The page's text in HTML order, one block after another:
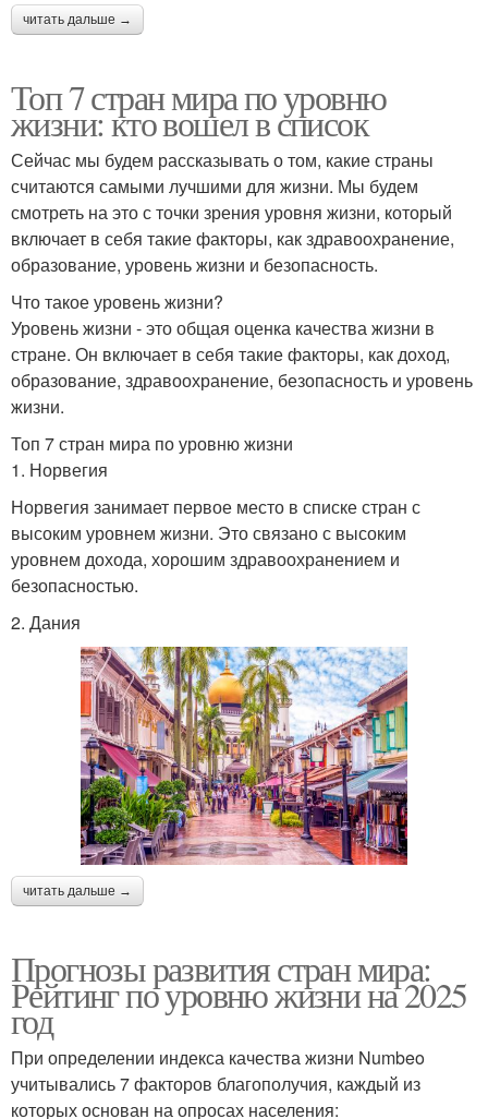
читать дальше →
Топ 7 стран мира по уровню
жизни: кто вошел в список
Сейчас мы будем рассказывать о том, какие страны
считаются самыми лучшими для жизни. Мы будем
смотреть на это с точки зрения уровня жизни, который
включает в себя такие факторы, как здравоохранение,
образование, уровень жизни и безопасность.
Что такое уровень жизни?
Уровень жизни - это общая оценка качества жизни в
стране. Он включает в себя такие факторы, как доход,
образование, здравоохранение, безопасность и уровень
жизни.
Топ 7 стран мира по уровню жизни
1. Норвегия
Норвегия занимает первое место в списке стран с
высоким уровнем жизни. Это связано с высоким
уровнем дохода, хорошим здравоохранением и
безопасностью.
2. Дания
читать дальше →
Прогнозы развития стран мира:
Рейтинг по уровню жизни на 2025
год
При определении индекса качества жизни Numbeo
учитывались 7 факторов благополучия, каждый из
которых основан на опросах населения: